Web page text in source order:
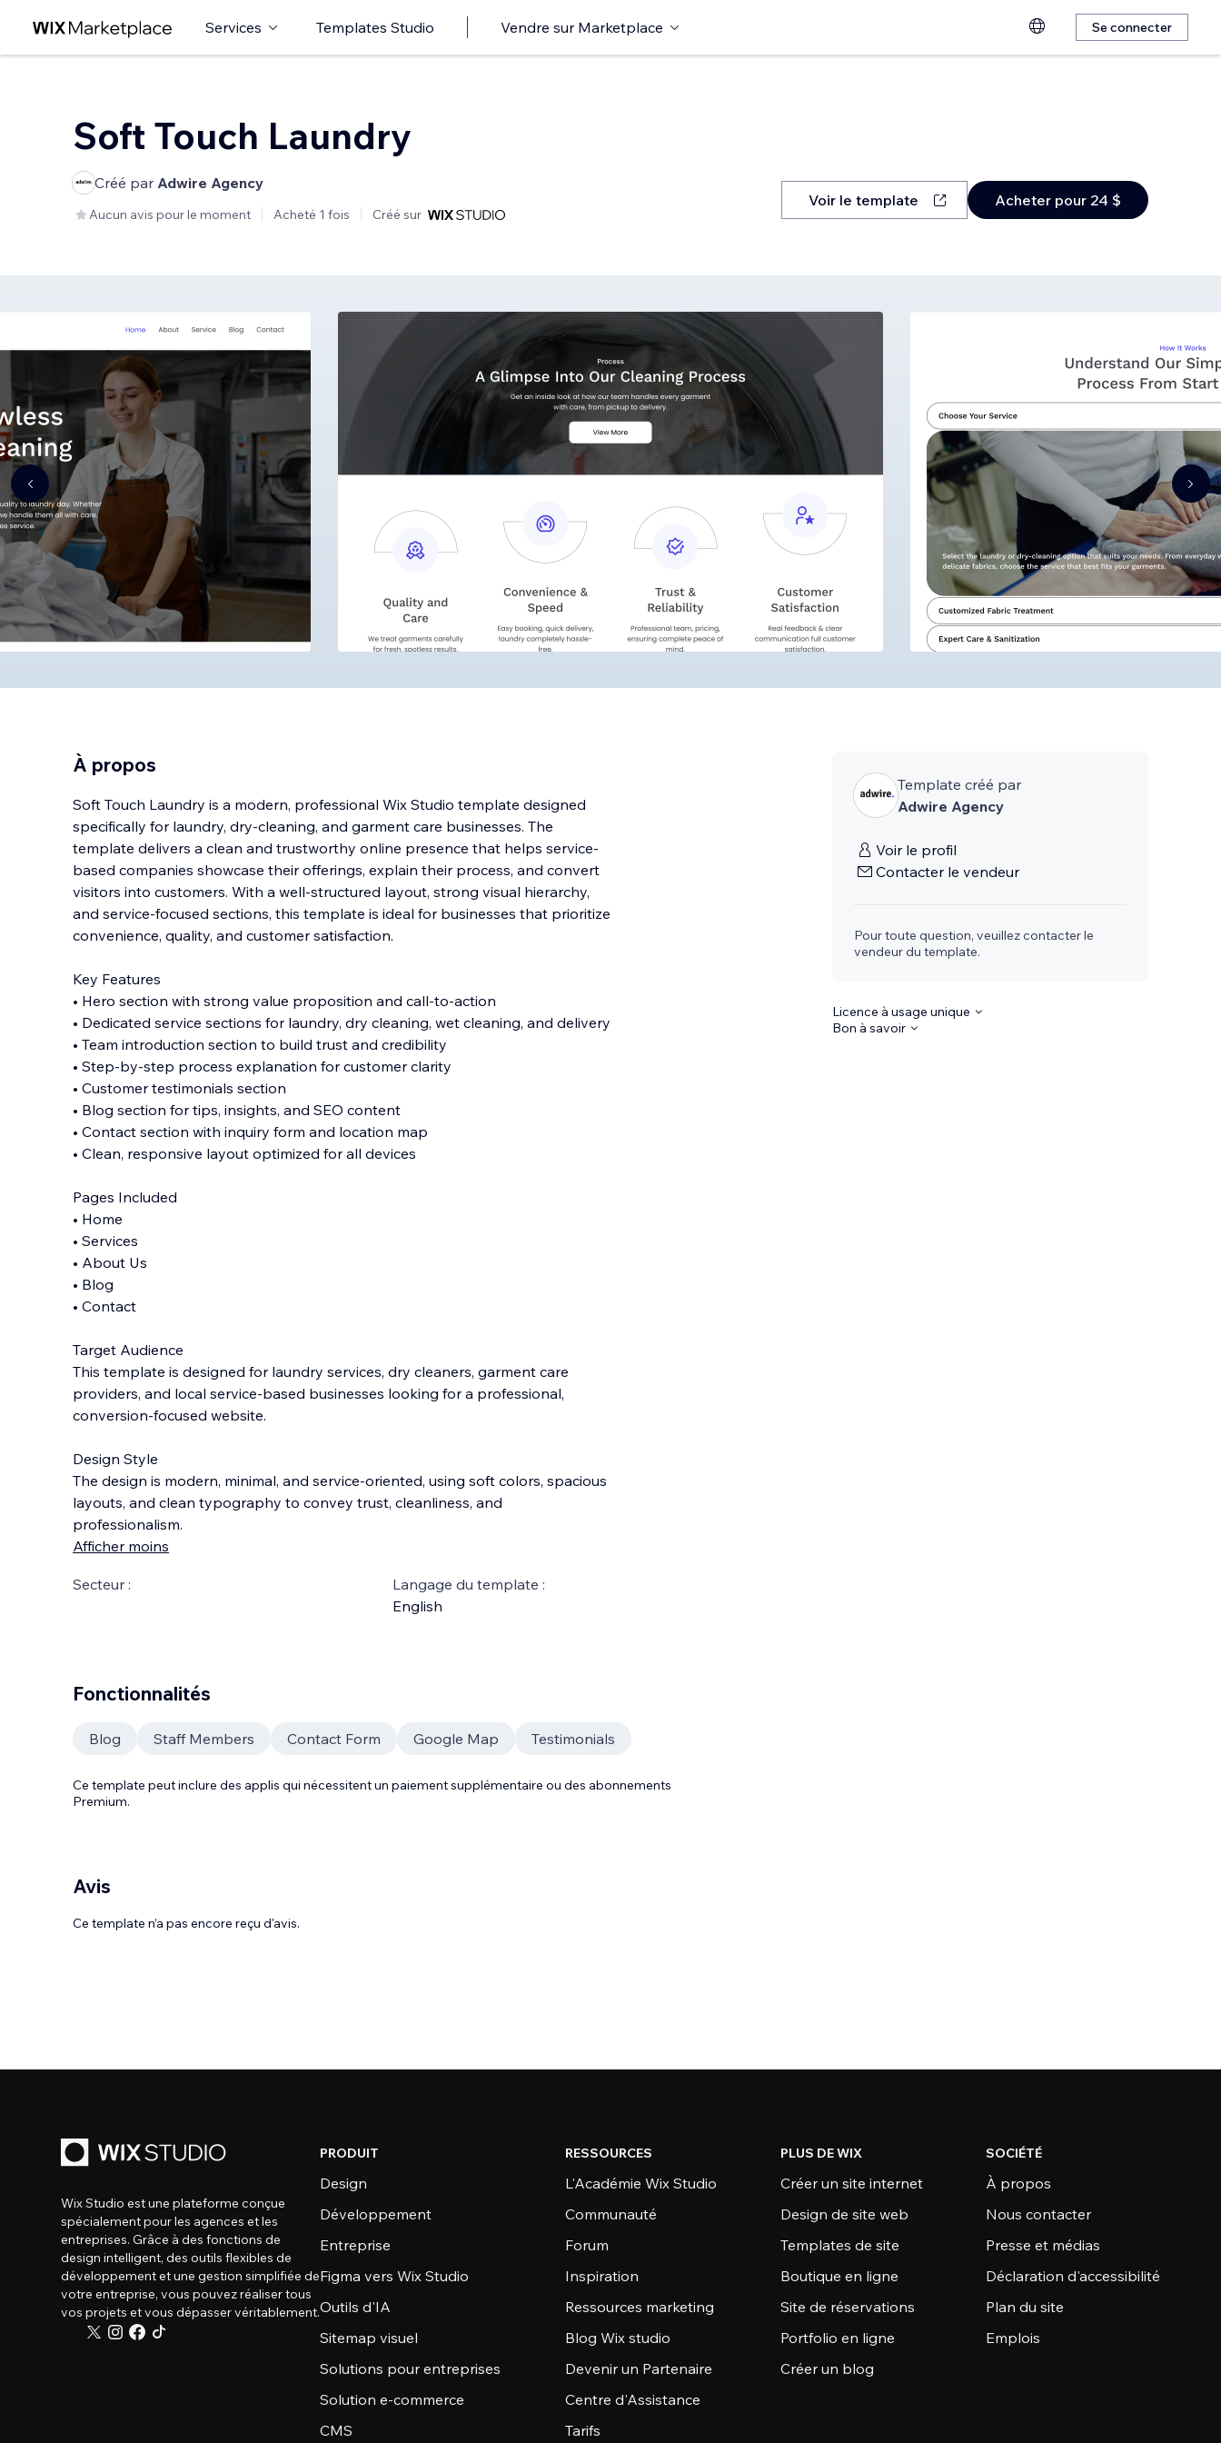
Services Templates Studio Vendre sur Marketplace Se connecter
Soft Touch Laundry
Créé par Adwire Agency
Aucun avis pour le moment Acheté 1 fois Créé sur
Voir le template Acheter pour 24 $
À propos
Soft Touch Laundry is a modern, professional Wix Studio template designed
specifically for laundry, dry-cleaning, and garment care businesses. The
template delivers a clean and trustworthy online presence that helps service-
based companies showcase their offerings, explain their process, and convert
visitors into customers. With a well-structured layout, strong visual hierarchy,
and service-focused sections, this template is ideal for businesses that prioritize
convenience, quality, and customer satisfaction.
Key Features
• Hero section with strong value proposition and call-to-action
• Dedicated service sections for laundry, dry cleaning, wet cleaning, and delivery
• Team introduction section to build trust and credibility
• Step-by-step process explanation for customer clarity
• Customer testimonials section
• Blog section for tips, insights, and SEO content
• Contact section with inquiry form and location map
• Clean, responsive layout optimized for all devices
Pages Included
• Home
• Services
• About Us
• Blog
• Contact
Target Audience
This template is designed for laundry services, dry cleaners, garment care
providers, and local service-based businesses looking for a professional,
conversion-focused website.
Design Style
The design is modern, minimal, and service-oriented, using soft colors, spacious
layouts, and clean typography to convey trust, cleanliness, and
professionalism.
Afficher moins
Secteur :
Langage du template :
English
Template créé par
Adwire Agency
Voir le profil
Contacter le vendeur
Pour toute question, veuillez contacter le
vendeur du template.
Licence à usage unique
Bon à savoir
Fonctionnalités
Blog Staff Members Contact Form Google Map Testimonials
Ce template peut inclure des applis qui nécessitent un paiement supplémentaire ou des abonnements
Premium.
Avis
Ce template n’a pas encore reçu d'avis.
Wix Studio est une plateforme conçue
spécialement pour les agences et les
entreprises. Grâce à des fonctions de
design intelligent, des outils flexibles de
développement et une gestion simplifiée de
votre entreprise, vous pouvez réaliser tous
vos projets et vous dépasser véritablement.
PRODUIT
Design
Développement
Entreprise
Figma vers Wix Studio
Outils d'IA
Sitemap visuel
Solutions pour entreprises
Solution e-commerce
CMS
RESSOURCES
L'Académie Wix Studio
Communauté
Forum
Inspiration
Ressources marketing
Blog Wix studio
Devenir un Partenaire
Centre d'Assistance
Tarifs
PLUS DE WIX
Créer un site internet
Design de site web
Templates de site
Boutique en ligne
Site de réservations
Portfolio en ligne
Créer un blog
SOCIÉTÉ
À propos
Nous contacter
Presse et médias
Déclaration d'accessibilité
Plan du site
Emplois